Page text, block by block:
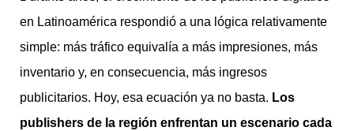
en Latinoamérica respondió a una lógica relativamente
simple: más tráfico equivalía a más impresiones, más
inventario y, en consecuencia, más ingresos
publicitarios. Hoy, esa ecuación ya no basta. Los
publishers de la región enfrentan un escenario cada